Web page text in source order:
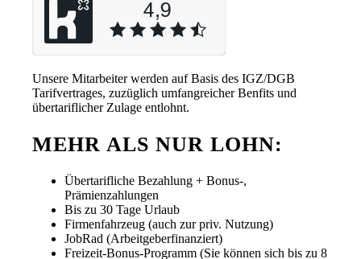
Unsere Mitarbeiter werden auf Basis des IGZ/DGB
Tarifvertrages, zuzüglich umfangreicher Benfits und
übertariflicher Zulage entlohnt.
MEHR ALS NUR LOHN:
Übertarifliche Bezahlung + Bonus-,
Prämienzahlungen
Bis zu 30 Tage Urlaub
Firmenfahrzeug (auch zur priv. Nutzung)
JobRad (Arbeitgeberfinanziert)
Freizeit-Bonus-Programm (Sie können sich bis zu 8